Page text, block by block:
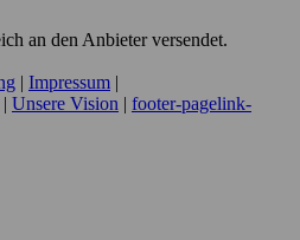
an den Anbieter versendet.
Impressum
Unsere Vision
footer-pagelink-